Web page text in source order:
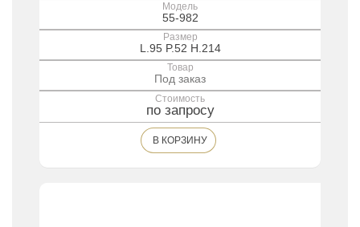
Модель
55-982
Размер
L.95 P.52 H.214
Товар
Под заказ
Стоимость
по запросу
В КОРЗИНУ